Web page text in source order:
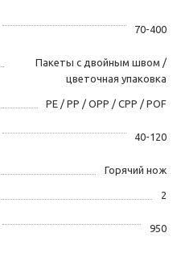
70-400
Пакеты с двойным швом /
цветочная упаковка
PE / PP / OPP / CPP / POF
40-120
Горячий нож
2
950